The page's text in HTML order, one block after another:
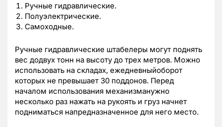
Ручные гидравлические.
Полуэлектрические.
Самоходные.
Ручные гидравлические штабелеры могут поднять
вес додвух тонн на высоту до трех метров. Можно
использовать на складах, ежедневныйоборот
которых не превышает 30 поддонов. Перед
началом использования механизманужно
несколько раз нажать на рукоять и груз начнет
подниматься напредназначенное для него место.